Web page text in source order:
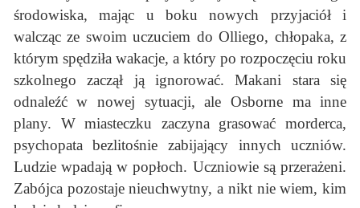
środowiska, mając u boku nowych przyjaciół i
walcząc ze swoim uczuciem do Olliego, chłopaka, z
którym spędziła wakacje, a który po rozpoczęciu roku
szkolnego zaczął ją ignorować. Makani stara się
odnaleźć w nowej sytuacji, ale Osborne ma inne
plany. W miasteczku zaczyna grasować morderca,
psychopata bezlitośnie zabijający innych uczniów.
Ludzie wpadają w popłoch. Uczniowie są przerażeni.
Zabójca pozostaje nieuchwytny, a nikt nie wiem, kim